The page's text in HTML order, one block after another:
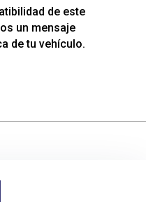
de este
un mensaje
de tu vehículo.